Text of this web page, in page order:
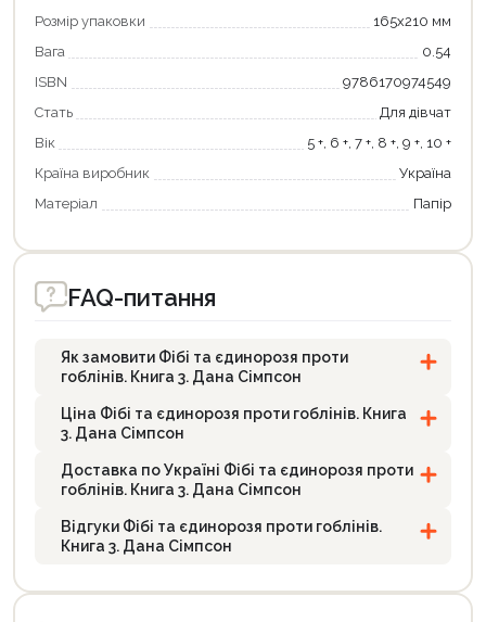
Розмір упаковки
165х210 мм
Вага
0.54
ISBN
9786170974549
Стать
Для дівчат
Вік
5 +, 6 +, 7 +, 8 +, 9 +, 10 +
Країна виробник
Україна
Матеріал
Папір
FAQ-питання
Як замовити Фібі та єдинорозя проти
гоблінів. Книга 3. Дана Сімпсон
Ціна Фібі та єдинорозя проти гоблінів. Книга
3. Дана Сімпсон
Доставка по Україні Фібі та єдинорозя проти
гоблінів. Книга 3. Дана Сімпсон
Відгуки Фібі та єдинорозя проти гоблінів.
Книга 3. Дана Сімпсон